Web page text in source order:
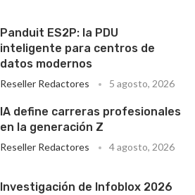
Panduit ES2P: la PDU
inteligente para centros de
datos modernos
Reseller Redactores 5 agosto, 2026
IA define carreras profesionales
en la generación Z
Reseller Redactores 4 agosto, 2026
Investigación de Infoblox 2026